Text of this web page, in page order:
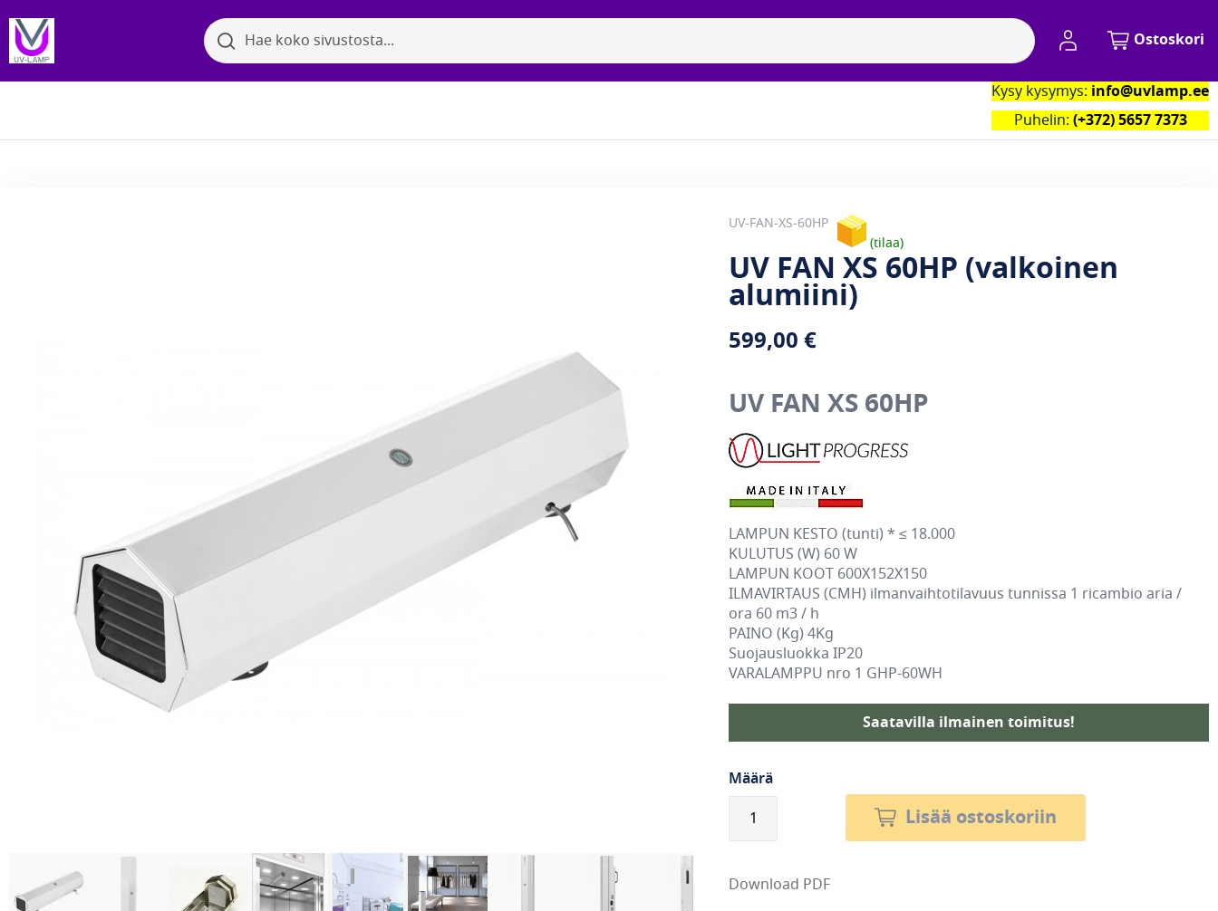
SearchSearch
My AccountOstoskori
Yhteystiedot
Kysy kysymys: info@uvlamp.ee
Puhelin: (+372) 5657 7373
UV-FAN-XS-60HP
tilaa
UV FAN XS 60HP (valkoinen
alumiini)
599,00 €
UV FAN XS 60HP
LAMPUN KESTO (tunti) * ≤ 18.000
KULUTUS (W) 60 W
LAMPUN KOOT 600X152X150
ILMAVIRTAUS (CMH) ilmanvaihtotilavuus tunnissa 1 ricambio aria /
ora 60 m3 / h
PAINO (Kg) 4Kg
Suojausluokka IP20
VARALAMPPU nro 1 GHP-60WH
Saatavilla ilmainen toimitus!
Määrä
Lisää ostoskoriin
Download PDF